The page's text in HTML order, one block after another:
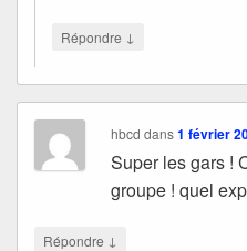
Répondre ↓
hbcd dans1 février
Super les gars !
groupe ! quel
Répondre ↓